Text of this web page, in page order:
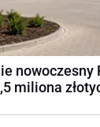
nowoczesny
miliona